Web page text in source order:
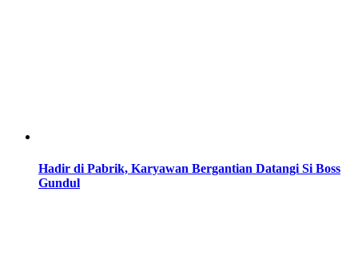
Hadir di Pabrik, Karyawan Bergantian Datangi Si Boss
Gundul